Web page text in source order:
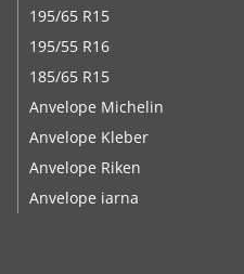
195/65 R15
195/55 R16
185/65 R15
Anvelope Michelin
Anvelope Kleber
Anvelope Riken
Anvelope iarna